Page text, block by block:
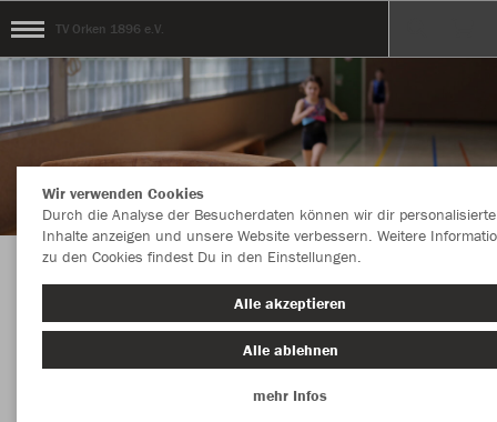
TV Orken 1896 e.V.
Herzlich Willkommen im Teamshop TV Orken
1896 e.V.
Wir verwenden Cookies
Durch die Analyse der Besucherdaten können wir dir personalisierte
Inhalte anzeigen und unsere Website verbessern. Weitere
zu den Cookies findest Du in den Einstellungen.
Alle akzeptieren
Alle ablehnen
mehr Infos